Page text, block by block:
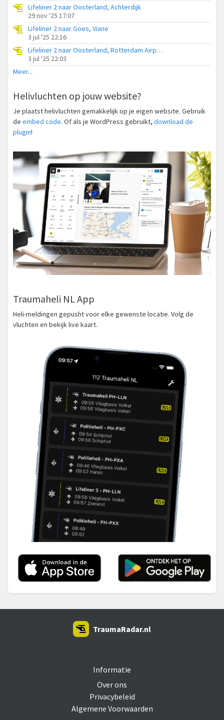
Lifeliner 2 naar Oosterland, Achterdijk
29 nov '25 17:07
Lifeliner 2 naar Goes, Viane
3 jul '25 22:16
Lifeliner 2 naar Oosterland, Rotterdam Airportbaan
3 jul '25 22:03
Meer...
Helivluchten op jouw website?
Je plaatst helivluchten gemakkelijk op je eigen website. Gebruik
de embed code. Of als je WordPress gebruikt, download de
plugin!
Traumaheli NL App
Heli-meldingen gepusht voor elke gewenste locatie. Volg de
vluchten en bekijk live kaart.
Informatie
Over ons
Privacybeleid
Algemene Voorwaarden
TraumaRadar.nl